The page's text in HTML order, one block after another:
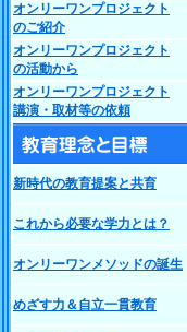
オンリーワンプロジェクト
のご紹介
オンリーワンプロジェクト
の活動から
オンリーワンプロジェクト
講演・取材等の依頼
新時代の教育提案と共育
これから必要な学力とは？
オンリーワンメソッドの誕生
めざす力＆自立一貫教育